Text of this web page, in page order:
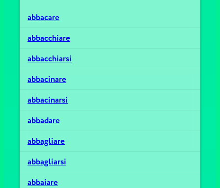
abbacare
abbacchiare
abbacchiarsi
abbacinare
abbacinarsi
abbadare
abbagliare
abbagliarsi
abbaiare